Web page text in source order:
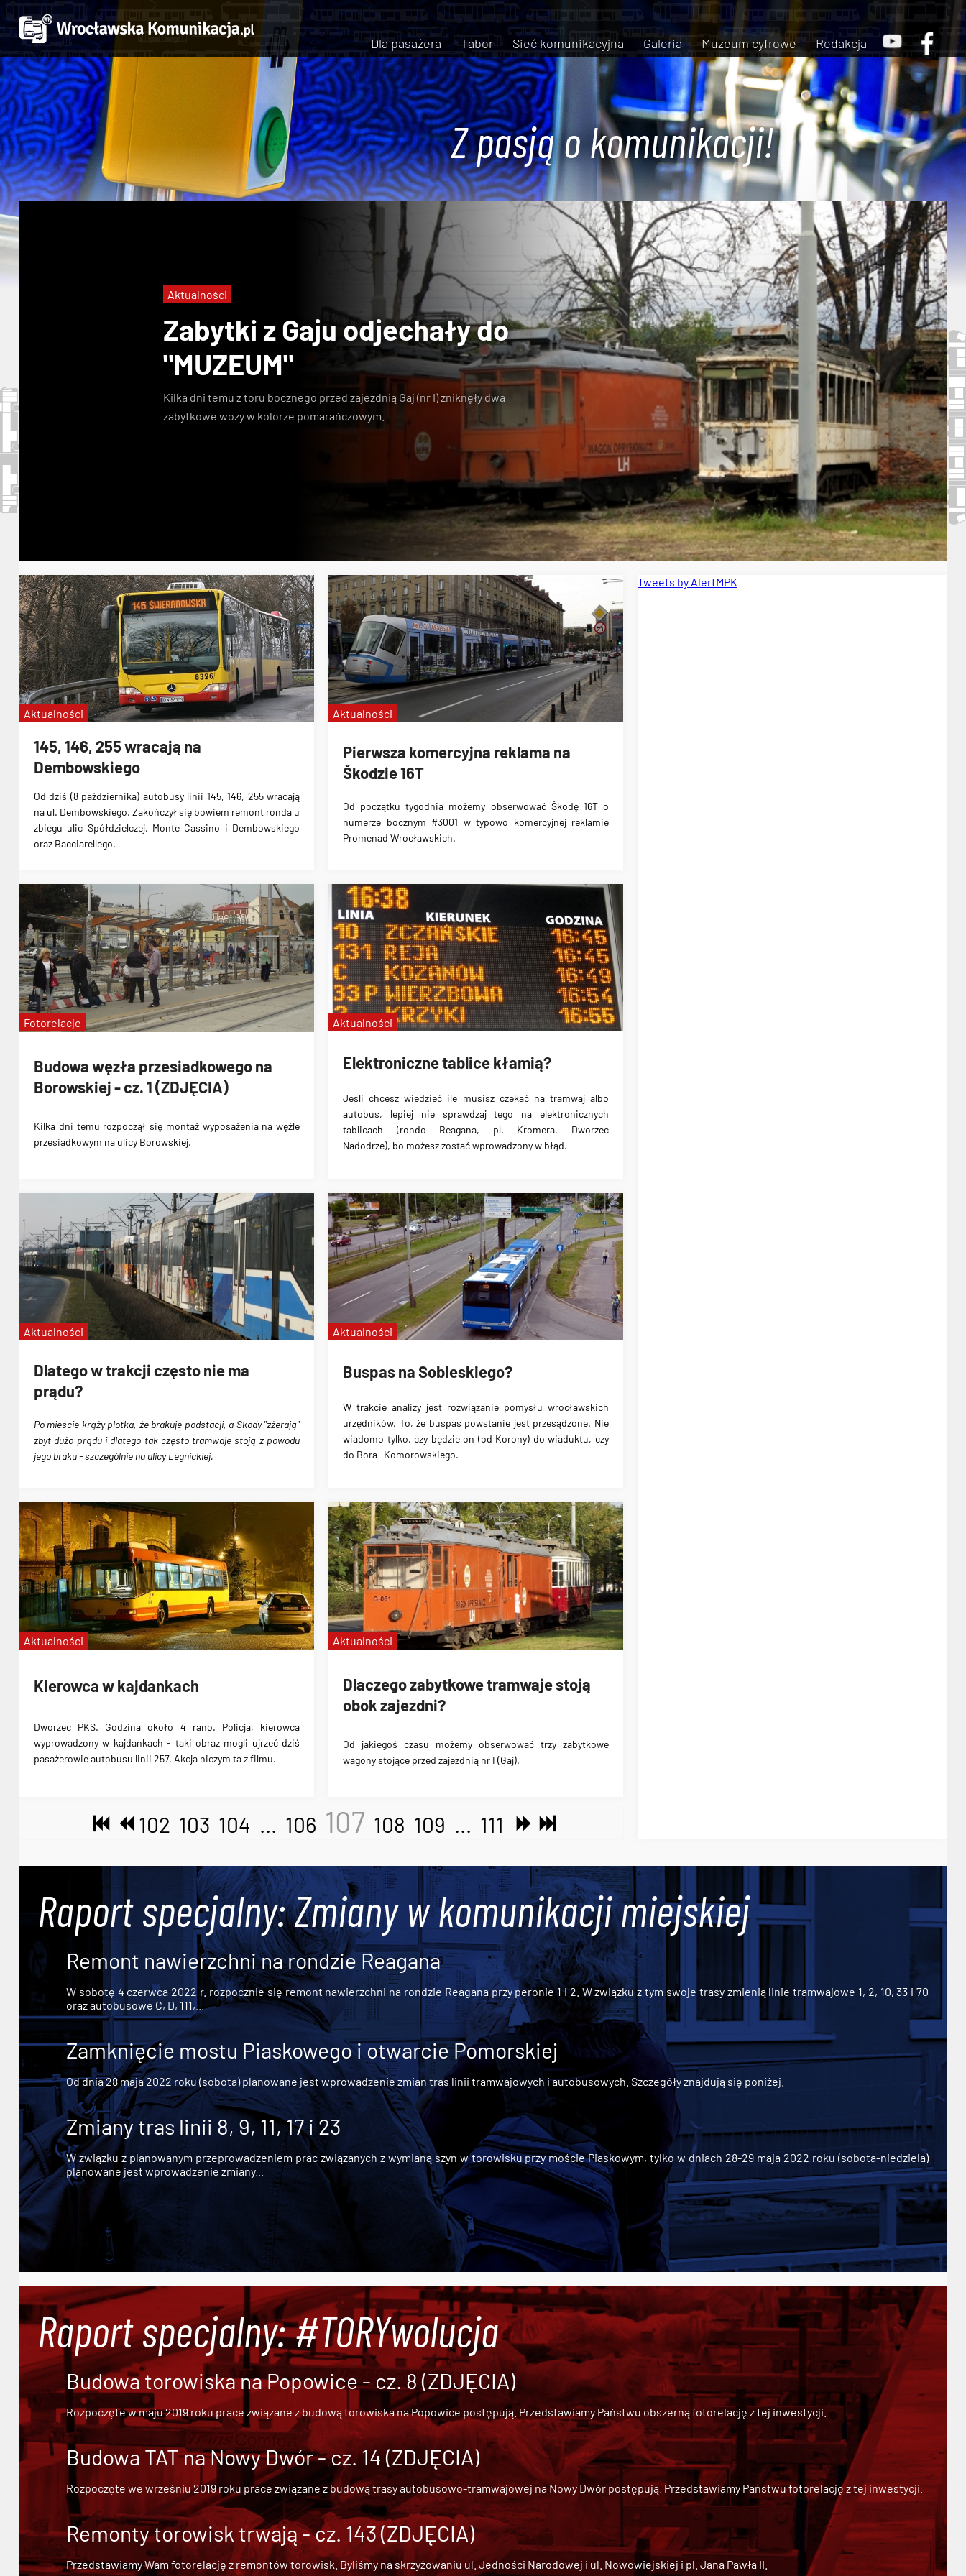
Dla pasażera Tabor Sieć komunikacyjna Galeria Muzeum cyfrowe Redakcja
Z pasją o komunikacji!
Zabytki z Gaju odjechały do
"MUZEUM"
Kilka dni temu z toru bocznego przed zajezdnią Gaj (nr I)zniknęły dwa
zabytkowe wozy w kolorze pomarańczowym
Aktualności
145, 146, 255 wracają na
Dembowskiego
Od dziś (8 października) autobusy linii 145, 146, 255 wracają
na ul. Dembowskiego. Zakończył się bowiem remont ronda u
zbiegu ulic Spółdzielczej, Monte Cassino i Dembowskiego
oraz Bacciarellego.
Aktualności
Pierwsza komercyjna reklama na
Škodzie 16T
Od początku tygodnia możemy obserwować Škodę 16T o
numerze bocznym #3001 w typowo komercyjnej reklamie
Promenad Wrocławskich.
Aktualności
Budowa węzła przesiadkowego na
Borowskiej - cz. 1 (ZDJĘCIA)
Kilka dni temu rozpoczął się montaż wyposażenia na węźle
przesiadkowym na ulicy Borowskiej.
Fotorelacje
Elektroniczne tablice kłamią?
Jeśli chcesz wiedzieć ile musisz czekać na tramwaj albo
autobus, lepiej nie sprawdzaj tego na elektronicznych
tablicach (rondo Reagana, pl. Kromera, Dworzec
Nadodrze), bo możesz zostać wprowadzony w błąd.
Aktualności
Dlatego w trakcji często nie ma
prądu?
Po mieście krąży plotka, że brakuje podstacji, a Skody "zżerają"
zbyt dużo prądu i dlatego tak często tramwaje stoją z powodu
jego braku - szczególnie na ulicy Legnickiej.
Aktualności
Buspas na Sobieskiego?
W trakcie analizy jest rozwiązanie pomysłu wrocławskich
urzędników. To, że buspas powstanie jest przesądzone. Nie
wiadomo tylko,czy będzie on (od Korony) do wiaduktu, czy
do Bora- Komorowskiego.
Aktualności
Kierowca w kajdankach
Dworzec PKS. Godzina około 4 rano. Policja, kierowca
wyprowadzony w kajdankach - taki obraz mogli ujrzeć dziś
pasażerowie autobusu linii 257. Akcja niczym ta z filmu.
Aktualności
Dlaczego zabytkowe tramwaje stoją
obok zajezdni?
Od jakiegoś czasu możemy obserwować trzy zabytkowe
wagony stojące przed zajezdnią nr I (Gaj).
Aktualności
102 103 104 ... 106 107 108 109 ... 111
Tweets by AlertMPK
Raport specjalny: Zmiany w komunikacji miejskiej
Remont nawierzchni na rondzie Reagana
W sobotę 4 czerwca 2022 r. rozpocznie się remont nawierzchni na rondzie Reagana przy peronie 1 i 2. W związku z tym swoje trasy zmienią linie tramwajowe 1, 2, 10, 33 i 70
oraz autobusowe C, D, 111,...
Zamknięcie mostu Piaskowego i otwarcie Pomorskiej
Od dnia 28 maja 2022 roku (sobota) planowane jest wprowadzenie zmian tras linii tramwajowych i autobusowych. Szczegóły znajdują się poniżej.
Zmiany tras linii 8, 9, 11, 17 i 23
W związku z planowanym przeprowadzeniem prac związanych z wymianą szyn w torowisku przy moście Piaskowym, tylko w dniach 28-29 maja 2022 roku (sobota-niedziela)
planowane jest wprowadzenie zmiany...
Raport specjalny: #TORYwolucja
Budowa torowiska na Popowice - cz. 8 (ZDJĘCIA)
Rozpoczęte w maju 2019 roku prace związane z budową torowiska na Popowice postępują. Przedstawiamy Państwu obszerną fotorelację z tej inwestycji.
Budowa TAT na Nowy Dwór - cz. 14 (ZDJĘCIA)
Rozpoczęte we wrześniu 2019 roku prace związane zbudową trasy autobusowo-tramwajowej na Nowy Dwórpostępują. Przedstawiamy Państwu fotorelację z tej inwestycji.
Remonty torowisk trwają - cz. 143 (ZDJĘCIA)
Przedstawiamy Wam fotorelację z remontów torowisk. Byliśmy na skrzyżowaniu ul. Jedności Narodowej i ul. Nowowiejskiej i pl. Jana Pawła II.